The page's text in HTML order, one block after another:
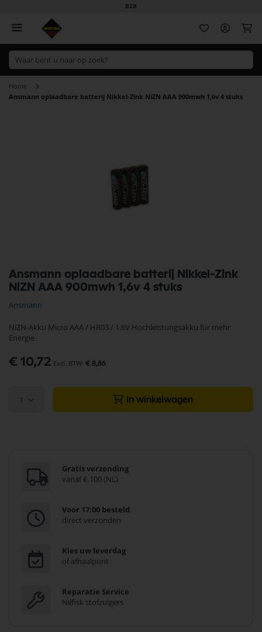
B2B
Home
Ansmann oplaadbare batterij Nikkel-Zink NiZN AAA 900mwh 1,6v 4 stuks
Ansmann oplaadbare batterij Nikkel-Zink
NiZN AAA 900mwh 1,6v 4 stuks
Ansmann
NiZN-Akku Micro AAA / HR03 / 1.6V Hochleistungsakku für mehr
Energie
€ 10,72 € 8,86
1 In winkelwagen
Gratis verzending
vanaf € 100 (NL)
Voor 17:00 besteld
direct verzonden
Kies uw leverdag
of afhaalpunt
Reparatie Service
Nilfisk stofzuigers
naar
het
van
afbeeldingen-
gallerij